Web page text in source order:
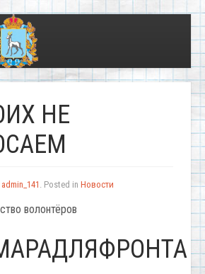
НЕ
admin_141 . Posted in Новости
волонтёров